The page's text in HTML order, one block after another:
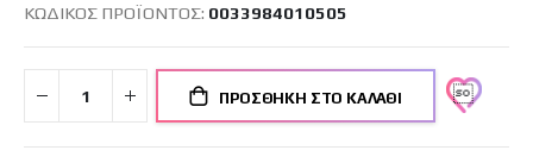
ΚΩΔΙΚΌΣ ΠΡΟΪΌΝΤΟΣ 0033984010505
ΠΡΟΣΘΉΚΗ ΣΤΟ ΚΑΛΆΘΙ